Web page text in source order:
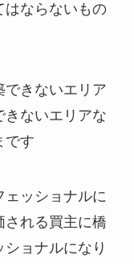
はならないもの
できないエリア
きないエリアな
です
ェッショナルに
される買主に橋
ョナルになり